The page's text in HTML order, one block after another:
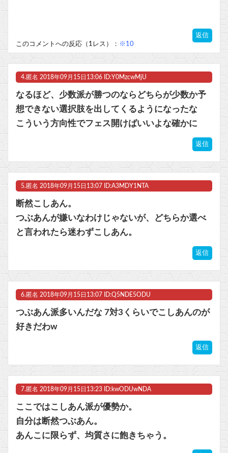
返信
このコメントへの反応（1レス）： ※10
4. 匿名 2018年09月15日13:06 ID:Y0MzcwMjU
なるほど、少数派が勝つのならどちらが少数か予
想できない選択肢を出してくるようになったな
こういう方向性でフェス開けばいいよな確かに
返信
5. 匿名 2018年09月15日13:07 ID:A3MDY1NTA
断然こしあん。
つぶあんが嫌いなわけじゃないが、どちらか選べ
と言われたら迷わずこしあん。
返信
6. 匿名 2018年09月15日13:07 ID:Q5NDE5ODU
つぶあん派多いんだな 7対3くらいでこしあんのが
好きだわw
返信
7. 匿名 2018年09月15日13:23 ID:kwODUwNDA
ここではこしあん派が優勢か。
自分は断然つぶあん。
あんこに限らず、均質さに飽きちゃう。